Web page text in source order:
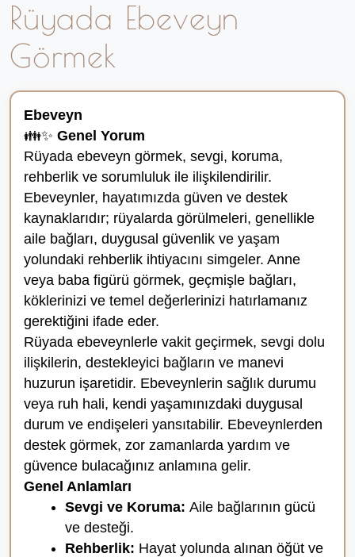
Rüyada Ebeveyn
Görmek
Ebeveyn
👪✨ Genel Yorum
Rüyada ebeveyn görmek, sevgi, koruma,
rehberlik ve sorumluluk ile ilişkilendirilir.
Ebeveynler, hayatımızda güven ve destek
kaynaklarıdır; rüyalarda görülmeleri, genellikle
aile bağları, duygusal güvenlik ve yaşam
yolundaki rehberlik ihtiyacını simgeler. Anne
veya baba figürü görmek, geçmişle bağları,
köklerinizi ve temel değerlerinizi hatırlamanız
gerektiğini ifade eder.
Rüyada ebeveynlerle vakit geçirmek, sevgi dolu
ilişkilerin, destekleyici bağların ve manevi
huzurun işaretidir. Ebeveynlerin sağlık durumu
veya ruh hali, kendi yaşamınızdaki duygusal
durum ve endişeleri yansıtabilir. Ebeveynlerden
destek görmek, zor zamanlarda yardım ve
güvence bulacağınız anlamına gelir.
Genel Anlamları
Sevgi ve Koruma: Aile bağlarının gücü
ve desteği.
Rehberlik: Hayat yolunda alınan öğüt ve